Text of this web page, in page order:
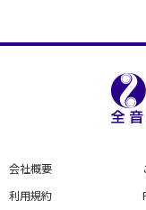
会社概要
利用規約